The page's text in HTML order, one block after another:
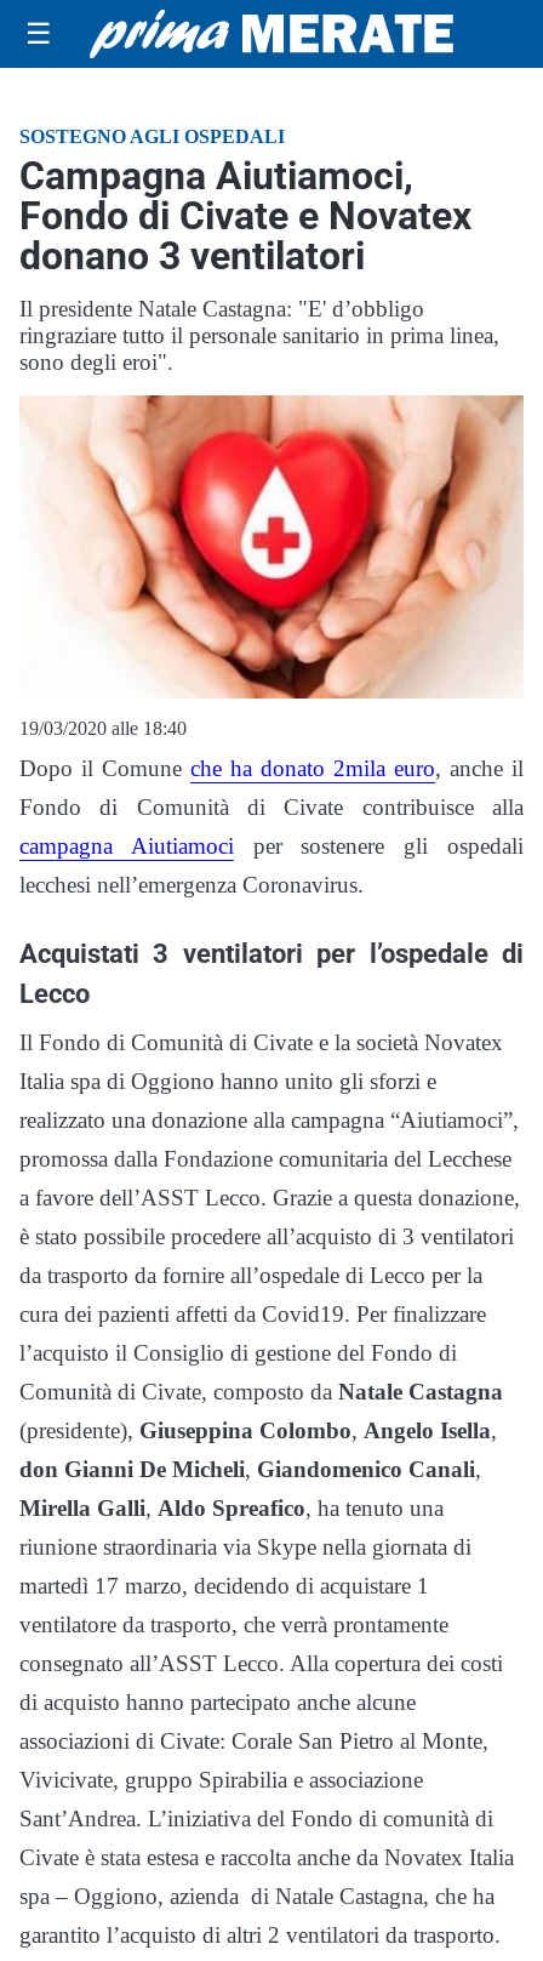
☰
SOSTEGNO AGLI OSPEDALI
Campagna Aiutiamoci,
Fondo di Civate e Novatex
donano 3 ventilatori
Il presidente Natale Castagna: "E' d’obbligo
ringraziare tutto il personale sanitario in prima linea,
sono degli eroi".
19/03/2020 alle 18:40
Dopo il Comune che ha donato 2mila euro, anche il
Fondo di Comunità di Civate contribuisce alla
campagna Aiutiamoci per sostenere gli ospedali
lecchesi nell’emergenza Coronavirus.
Acquistati 3 ventilatori per l’ospedale di
Lecco
Il Fondo di Comunità di Civate e la società Novatex
Italia spa di Oggiono hanno unito gli sforzi e
realizzato una donazione alla campagna “Aiutiamoci”,
promossa dalla Fondazione comunitaria del Lecchese
a favore dell’ASST Lecco. Grazie a questa donazione,
è stato possibile procedere all’acquisto di 3 ventilatori
da trasporto da fornire all’ospedale di Lecco per la
cura dei pazienti affetti da Covid19. Per finalizzare
l’acquisto il Consiglio di gestione del Fondo di
Comunità di Civate, composto da Natale Castagna
(presidente), Giuseppina Colombo, Angelo Isella,
don Gianni De Micheli, Giandomenico Canali,
Mirella Galli, Aldo Spreafico, ha tenuto una
riunione straordinaria via Skype nella giornata di
martedì 17 marzo, decidendo di acquistare 1
ventilatore da trasporto, che verrà prontamente
consegnato all’ASST Lecco. Alla copertura dei costi
di acquisto hanno partecipato anche alcune
associazioni di Civate: Corale San Pietro al Monte,
Vivicivate, gruppo Spirabilia e associazione
Sant’Andrea. L’iniziativa del Fondo di comunità di
Civate è stata estesa e raccolta anche da Novatex Italia
spa – Oggiono, azienda di Natale Castagna, che ha
garantito l’acquisto di altri 2 ventilatori da trasporto.